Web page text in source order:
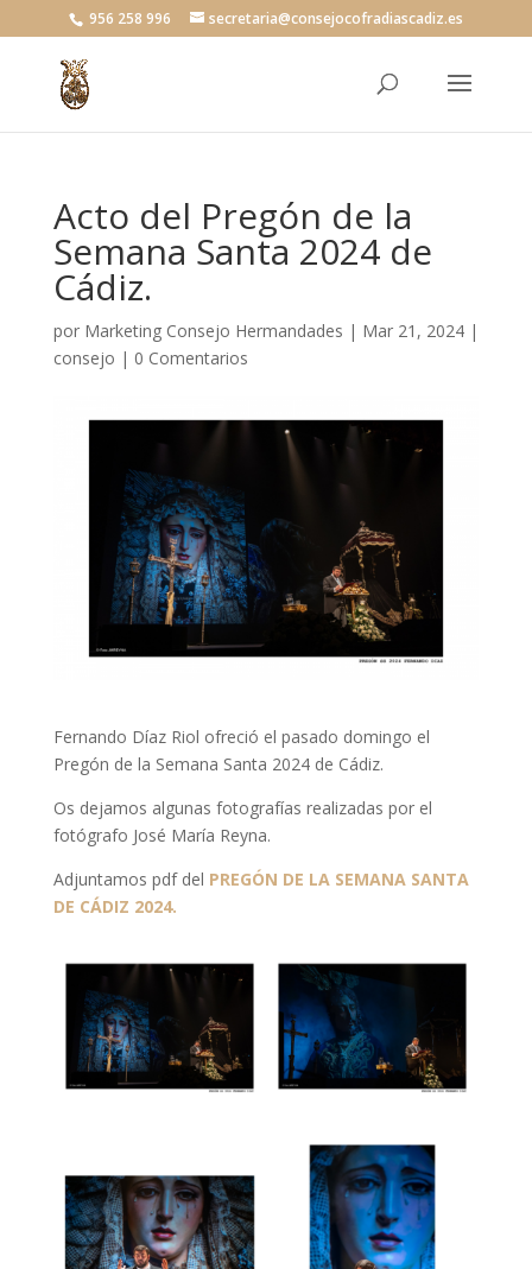
956 258 996 secretaria@consejocofradiascadiz.es
Acto del Pregón de la
Semana Santa 2024 de
Cádiz.
por Marketing Consejo Hermandades | Mar 21, 2024|
consejo | 0 Comentarios
Fernando Díaz Riol ofreció el pasado domingo el
Pregón de la Semana Santa 2024 de Cádiz.
Os dejamos algunas fotografías realizadas por el
fotógrafo José María Reyna.
Adjuntamos pdf del PREGÓN DE LA SEMANA SANTA
DE CÁDIZ 2024.